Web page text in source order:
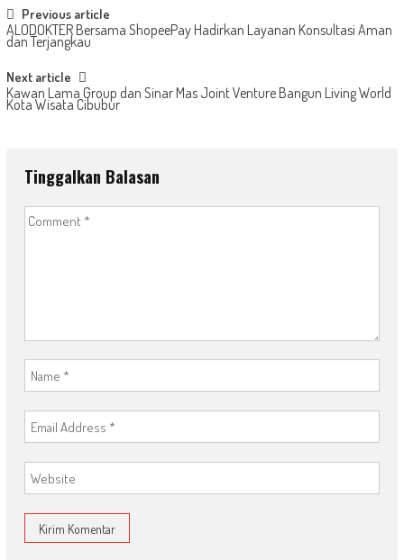
Post
navigation
Previous article
ALODOKTER Bersama ShopeePay Hadirkan Layanan Konsultasi Aman
dan Terjangkau
Next article
Kawan Lama Group dan Sinar Mas Joint Venture Bangun Living World
Kota Wisata Cibubur
Tinggalkan Balasan